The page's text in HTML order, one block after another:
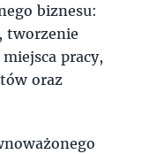
biznesu:
tworzenie
pracy,
oraz